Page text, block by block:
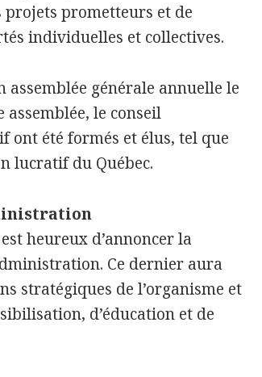
prometteurs et de
individuelles et collectives.
assemblée générale annuelle le
le conseil
ont été formés et élus, tel que
lucratif du Québec.
heureux d’annoncer la
Ce dernier aura
stratégiques de l’organisme et
d’éducation et de